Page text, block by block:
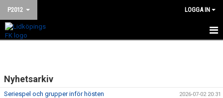
P2012 LOGGA IN
KALENDER
Nyhetsarkiv
Seriespel och grupper inför hösten 2026-07-02 20:31